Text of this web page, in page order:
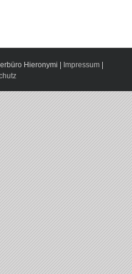
Hieronymi | Impressum |